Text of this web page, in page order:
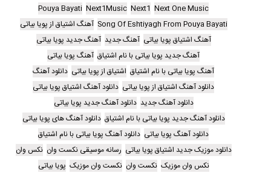
Next One Music
Next1
Next1Music
Pouya Bayati
Song Of Eshtiyagh From Pouya Bayati آهنگ اشتیاق از پویا بیاتی
آهنگ اشتیاق پویا بیاتی آهنگ جدید آهنگ جدید پویا بیاتی
آهنگ جدید پویا بیاتی با نام اشتیاق آهنگ پویا بیاتی
آهنگ پویا بیاتی با نام اشتیاق اشتیاق از پویا بیاتی دانلود آهنگ
دانلود آهنگ اشتیاق از پویا بیاتی دانلود آهنگ اشتیاق پویا بیاتی
دانلود آهنگ جدید دانلود آهنگ جدید پویا بیاتی
دانلود آهنگ جدید پویا بیاتی با نام اشتیاق دانلود آهنگ های پویا بیاتی
دانلود آهنگ پویا بیاتی دانلود آهنگ پویا بیاتی با نام اشتیاق
دانلود موزیک جدید اشتیاق پویا بیاتی رسانه موسیقی نکست وان نکس وان
نکس وان موزیک نکست وان نکست وان موزیک پویا بیاتی